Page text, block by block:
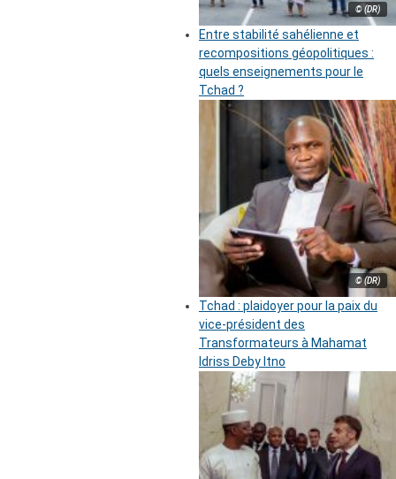
© (DR)
Entre stabilité sahélienne et
recompositions géopolitiques :
quels enseignements pour le
Tchad ?
© (DR)
Tchad : plaidoyer pour la paix du
vice-président des
Transformateurs à Mahamat
Idriss Deby Itno